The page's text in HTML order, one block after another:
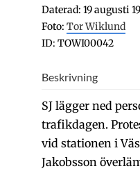
Daterad: 19 augusti
Foto: Tor Wiklund
ID: TOWI00042
Beskrivning
SJ lägger ned
trafikdagen.
vid stationen i
Jakobsson